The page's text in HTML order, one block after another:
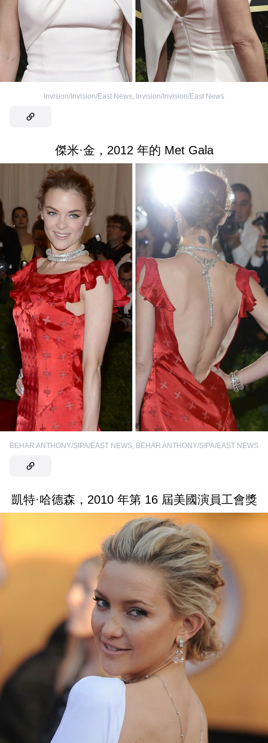
Invision/Invision/East News, Invision/Invision/East News
傑米·金，2012 年的 Met Gala
BEHAR ANTHONY/SIPA/EAST NEWS, BEHAR ANTHONY/SIPA/EAST NEWS
凱特·哈德森，2010 年第 16 屆美國演員工會獎